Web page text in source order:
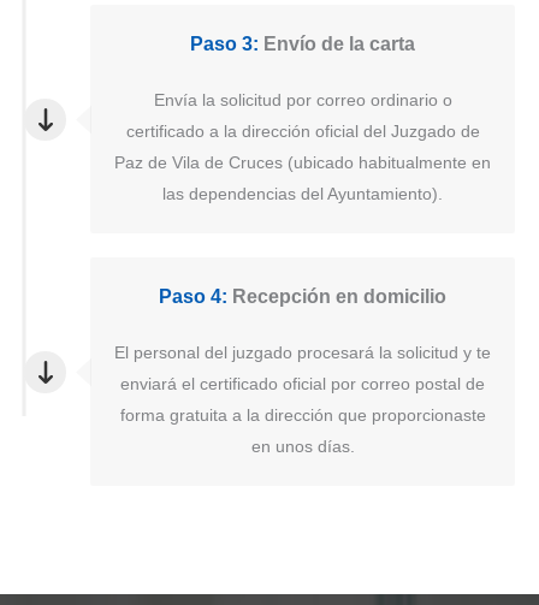
Paso 3: Envío de la carta
Envía la solicitud por correo ordinario o
certificado a la dirección oficial del Juzgado de
Paz de Vila de Cruces (ubicado habitualmente en
las dependencias del Ayuntamiento).
Paso 4: Recepción en domicilio
El personal del juzgado procesará la solicitud y te
enviará el certificado oficial por correo postal de
forma gratuita a la dirección que proporcionaste
en unos días.